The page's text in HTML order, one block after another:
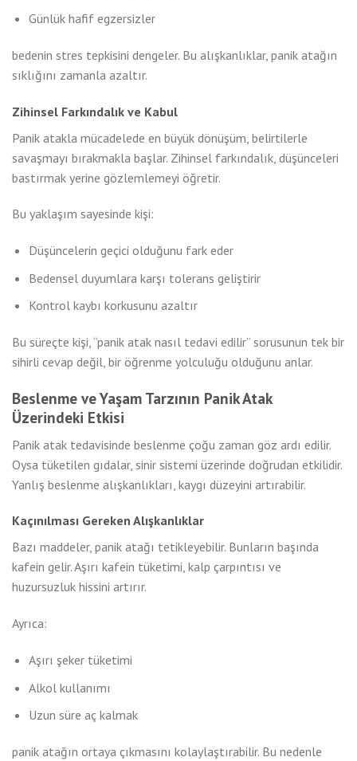
Günlük hafif egzersizler
bedenin stres tepkisini dengeler. Bu alışkanlıklar, panik atağın
sıklığını zamanla azaltır.
Zihinsel Farkındalık ve Kabul
Panik atakla mücadelede en büyük dönüşüm, belirtilerle
savaşmayı bırakmakla başlar. Zihinsel farkındalık, düşünceleri
bastırmak yerine gözlemlemeyi öğretir.
Bu yaklaşım sayesinde kişi:
Düşüncelerin geçici olduğunu fark eder
Bedensel duyumlara karşı tolerans geliştirir
Kontrol kaybı korkusunu azaltır
Bu süreçte kişi, “panik atak nasıl tedavi edilir” sorusunun tek bir
sihirli cevap değil, bir öğrenme yolculuğu olduğunu anlar.
Beslenme ve Yaşam Tarzının Panik Atak
Üzerindeki Etkisi
Panik atak tedavisinde beslenme çoğu zaman göz ardı edilir.
Oysa tüketilen gıdalar, sinir sistemi üzerinde doğrudan etkilidir.
Yanlış beslenme alışkanlıkları, kaygı düzeyini artırabilir.
Kaçınılması Gereken Alışkanlıklar
Bazı maddeler, panik atağı tetikleyebilir. Bunların başında
kafein gelir. Aşırı kafein tüketimi, kalp çarpıntısı ve
huzursuzluk hissini artırır.
Ayrıca:
Aşırı şeker tüketimi
Alkol kullanımı
Uzun süre aç kalmak
panik atağın ortaya çıkmasını kolaylaştırabilir. Bu nedenle